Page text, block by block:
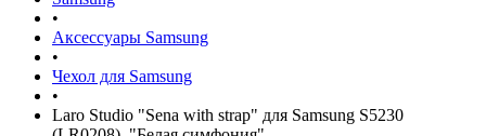
•
Аксессуары Samsung
•
Чехол для Samsung
•
Laro Studio "Sena with strap" для Samsung S5230